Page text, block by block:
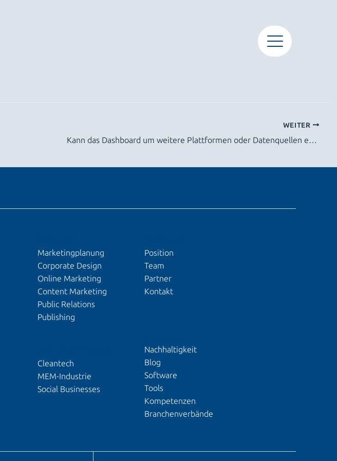
WEITER
Kann das Dashboard um weitere Plattformen oder Datenquellen erweitert werden?
Marketingplanung
Corporate Design
Online Marketing
Content Marketing
Public Relations
Publishing
Cleantech
MEM-Industrie
Social Businesses
Position
Team
Partner
Kontakt
Nachhaltigkeit
Blog
Software
Tools
Kompetenzen
Branchenverbände